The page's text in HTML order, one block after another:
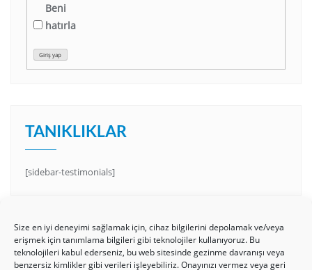
Size en iyi deneyimi sağlamak için, cihaz bilgilerini depolamak ve/veya
erişmek için tanımlama bilgileri gibi teknolojiler kullanıyoruz. Bu
teknolojileri kabul ederseniz, bu web sitesinde gezinme davranışı veya
benzersiz kimlikler gibi verileri işleyebiliriz. Onayınızı vermez veya geri
Beni
hatırla
Giriş yap
TANIKLIKLAR
[sidebar-testimonials]